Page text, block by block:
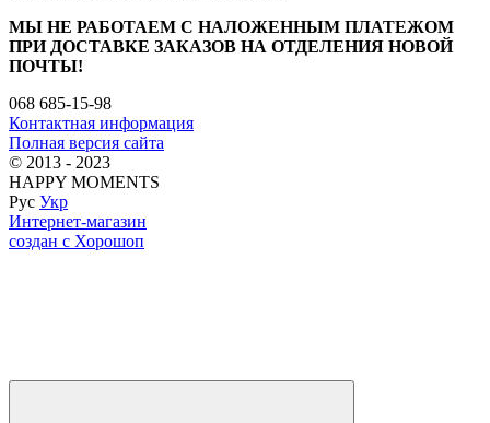
МЫ НЕ РАБОТАЕМ С НАЛОЖЕННЫМ ПЛАТЕЖОМ
ПРИ ДОСТАВКЕ ЗАКАЗОВ НА ОТДЕЛЕНИЯ НОВОЙ
ПОЧТЫ!
068 685-15-98
Контактная информация
Полная версия сайта
© 2013 - 2023
HAPPY MOMENTS
Рус Укр
Интернет-магазин
создан с Хорошоп